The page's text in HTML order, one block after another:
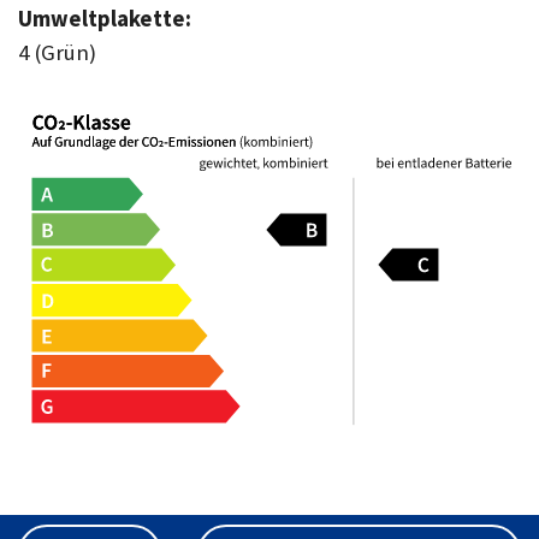
Umweltplakette:
4 (Grün)